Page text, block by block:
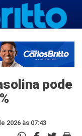
pode
2026 às 07:43